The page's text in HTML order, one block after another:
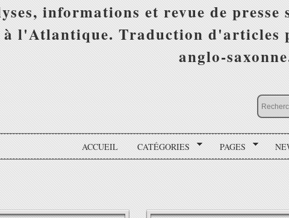
informations et revue de
à l'Atlantique. Traduction d'articles
anglo-
ACCUEIL CATÉGORIES PAGES